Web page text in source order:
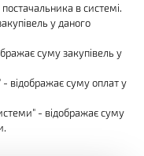
в системі.
у даного
суму закупівель у
відображає суму оплат у
- відображає суму